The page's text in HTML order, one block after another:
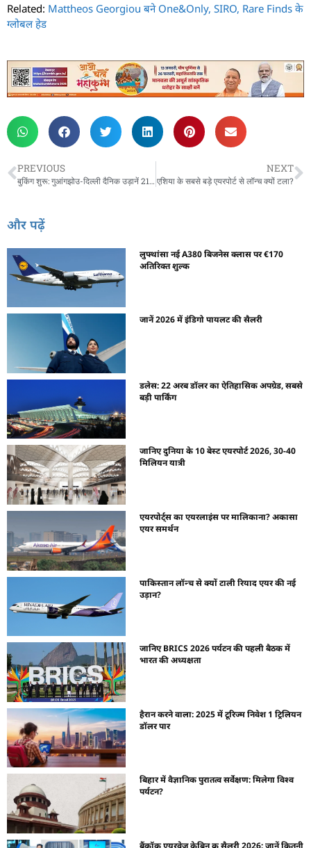
Related: Mattheos Georgiou बने One&Only, SIRO, Rare Finds के
ग्लोबल हेड
PREVIOUS
बुकिंग शुरू: गुआंगझोउ-दिल्ली दैनिक उड़ानें 21 सितंबर से
NEXT
एशिया के सबसे बड़े एयरपोर्ट से लॉन्च क्यों टला?
और पढ़ें
लुफ्थांसा नई A380 बिजनेस क्लास पर €170
अतिरिक्त शुल्क
जानें 2026 में इंडिगो पायलट की सैलरी
डलेस: 22 अरब डॉलर का ऐतिहासिक अपग्रेड, सबसे
बड़ी पार्किंग
जानिए दुनिया के 10 बेस्ट एयरपोर्ट 2026, 30-40
मिलियन यात्री
एयरपोर्ट्स का एयरलाइंस पर मालिकाना? अकासा
एयर समर्थन
पाकिस्तान लॉन्च से क्यों टाली रियाद एयर की नई
उड़ान?
जानिए BRICS 2026 पर्यटन की पहली बैठक में
भारत की अध्यक्षता
हैरान करने वाला: 2025 में टूरिज्म निवेश 1 ट्रिलियन
डॉलर पार
बिहार में वैज्ञानिक पुरातत्व सर्वेक्षण: मिलेगा विश्व
पर्यटन?
बैंकॉक एयरवेज केबिन क्रू सैलरी 2026: जानें कितनी